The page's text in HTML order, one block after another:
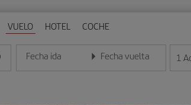
VUELO HOTEL COCHE
Fecha ida
Introduce la fecha en formato día/mes/año
Fecha vuelta
Introduce la fecha en 1